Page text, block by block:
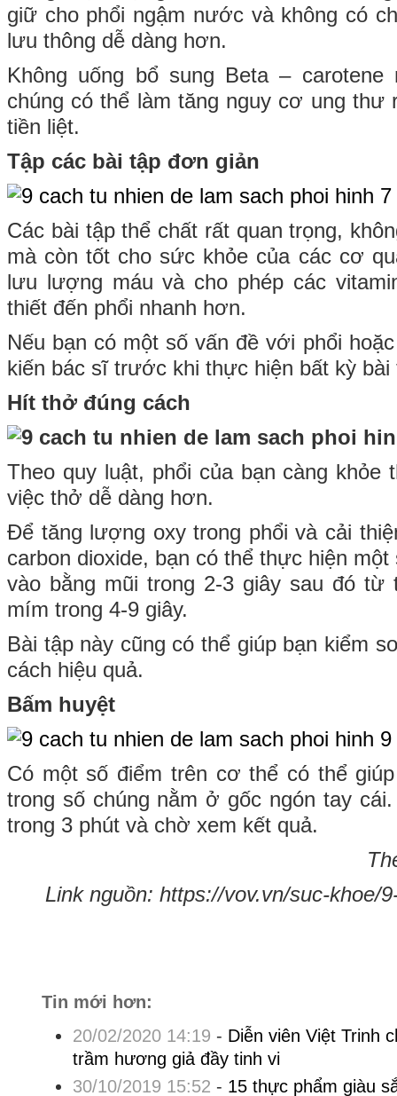
giữ cho phổi ngậm nước và không có
lưu thông dễ dàng hơn.
Không uống bổ sung Beta –
chúng có thể làm tăng nguy cơ ung thư
tiền liệt.
Tập các bài tập đơn giản
Các bài tập thể chất rất quan trọng,
mà còn tốt cho sức khỏe của các cơ
lưu lượng máu và cho phép các
thiết đến phổi nhanh hơn.
Nếu bạn có một số vấn đề với phổi
kiến bác sĩ trước khi thực hiện bất kỳ bài
Hít thở đúng cách
Theo quy luật, phổi của bạn càng khỏe
việc thở dễ dàng hơn.
Để tăng lượng oxy trong phổi và cải
carbon dioxide, bạn có thể thực hiện
vào bằng mũi trong 2-3 giây sau đó
mím trong 4-9 giây.
Bài tập này cũng có thể giúp bạn kiểm
cách hiệu quả.
Bấm huyệt
Có một số điểm trên cơ thể có thể
trong số chúng nằm ở gốc ngón tay
trong 3 phút và chờ xem kết quả.
Link nguồn: https://vov.vn/suc-khoe/
Tin mới hơn:
20/02/2020 14:19 - Diễn viên Việt Trinh
trầm hương giả đầy tinh vi
30/10/2019 15:52 - 15 thực phẩm giàu